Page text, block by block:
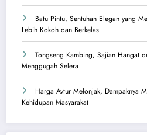
Batu Pintu, Sentuhan Elegan yang
Lebih Kokoh dan Berkelas
Tongseng Kambing, Sajian Hangat
Menggugah Selera
Harga Avtur Melonjak, Dampaknya
Kehidupan Masyarakat